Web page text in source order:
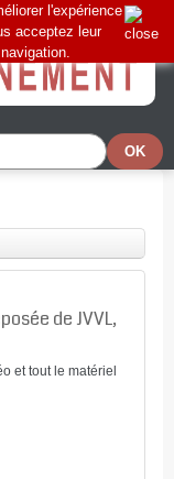
l'expérience
acceptez leur
de JVVL,
et tout le matériel